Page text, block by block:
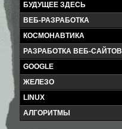
БУДУЩЕЕ ЗДЕСЬ
ВЕБ-РАЗРАБОТКА
КОСМОНАВТИКА
РАЗРАБОТКА ВЕБ-САЙТОВ
GOOGLE
ЖЕЛЕЗО
LINUX
АЛГОРИТМЫ